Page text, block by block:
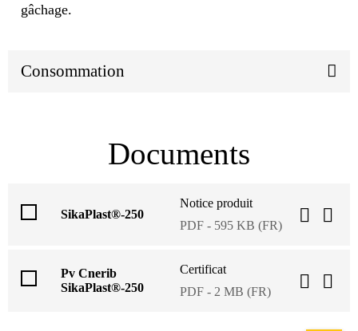
gâchage.
Consommation
Documents
SikaPlast®-250
Notice produit
PDF - 595 KB (FR)
Pv Cnerib
SikaPlast®-250
Certificat
PDF - 2 MB (FR)